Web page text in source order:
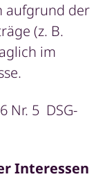
aufgrund der
(z. B.
im
Nr. 5 DSG-
Interessen